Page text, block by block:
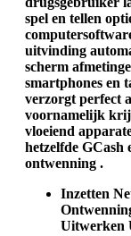
spel en tellen
uitvinding
scherm
smartphones en
verzorgt perfect
voornamelijk
vloeiend
hetzelfde GCash
ontwenning .
Inzetten
Uitwerken